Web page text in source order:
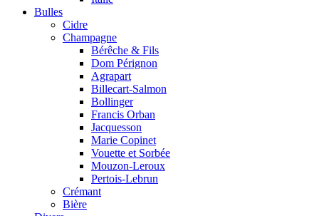
Bulles
Cidre
Champagne
Bérêche & Fils
Dom Pérignon
Agrapart
Billecart-Salmon
Bollinger
Francis Orban
Jacquesson
Marie Copinet
Vouette et Sorbée
Mouzon-Leroux
Pertois-Lebrun
Crémant
Bière